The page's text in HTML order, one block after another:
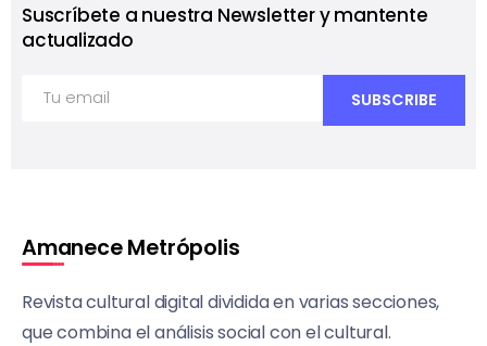
Suscríbete a nuestra Newsletter y mantente
actualizado
Amanece Metrópolis
Revista cultural digital dividida en varias secciones,
que combina el análisis social con el cultural.